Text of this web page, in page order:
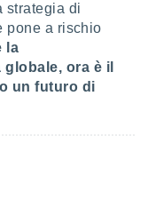
strategia di
pone a rischio
la
ora è il
un futuro di